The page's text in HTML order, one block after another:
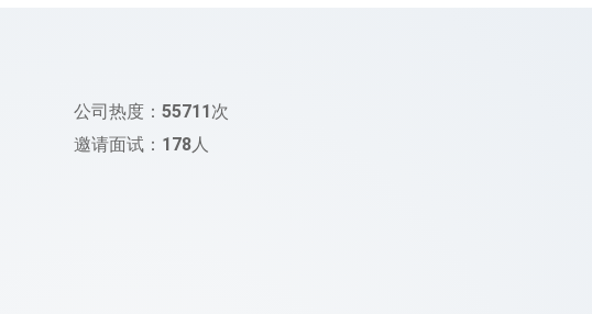
公司热度： 55711次
邀请面试： 178人